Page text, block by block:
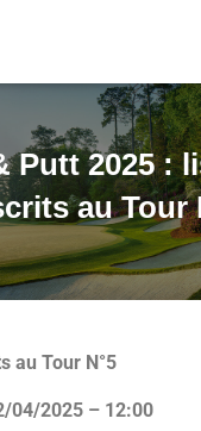
Putt 2025 :
au Tour
au Tour N°5
04/2025 – 12:00